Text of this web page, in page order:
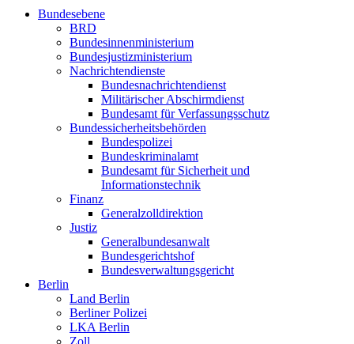
Bundesebene
BRD
Bundesinnenministerium
Bundesjustizministerium
Nachrichtendienste
Bundesnachrichtendienst
Militärischer Abschirmdienst
Bundesamt für Verfassungsschutz
Bundessicherheitsbehörden
Bundespolizei
Bundeskriminalamt
Bundesamt für Sicherheit und
Informationstechnik
Finanz
Generalzolldirektion
Justiz
Generalbundesanwalt
Bundesgerichtshof
Bundesverwaltungsgericht
Berlin
Land Berlin
Berliner Polizei
LKA Berlin
Zoll